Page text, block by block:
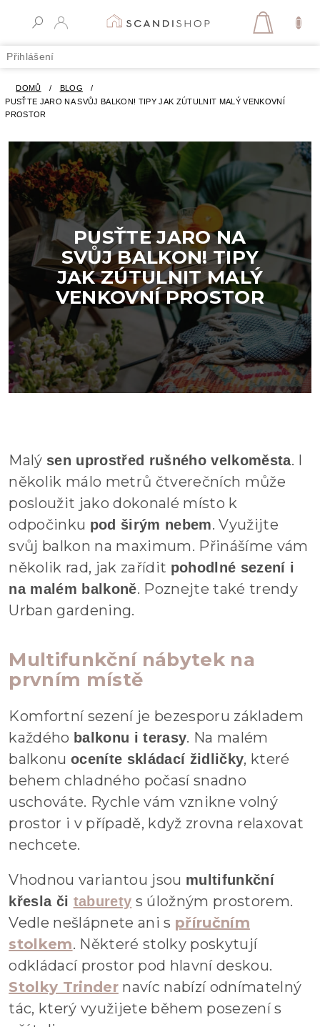
Přihlášení
DOMŮ / BLOG
/
PUSŤTE JARO NA SVŮJ BALKON! TIPY JAK ZÚTULNIT MALÝ VENKOVNÍ
PROSTOR
PUSŤTE JARO NA
SVŮJ BALKON! TIPY
JAK ZÚTULNIT MALÝ
VENKOVNÍ PROSTOR
Malý sen uprostřed rušného velkoměsta. I
několik málo metrů čtverečních může
posloužit jako dokonalé místo k
odpočinku pod širým nebem. Využijte
svůj balkon na maximum. Přinášíme vám
několik rad, jak zařídit pohodlné sezení i
na malém balkoně. Poznejte také trendy
Urban gardening.
Multifunkční nábytek na
prvním místě
Komfortní sezení je bezesporu základem
každého balkonu i terasy. Na malém
balkonu oceníte skládací židličky, které
behem chladného počasí snadno
uschováte. Rychle vám vznikne volný
prostor i v případě, když zrovna relaxovat
nechcete.
Vhodnou variantou jsou multifunkční
křesla či taburety s úložným prostorem.
Vedle nešlápnete ani s příručním
stolkem. Některé stolky poskytují
odkládací prostor pod hlavní deskou.
Stolky Trindernavíc nabízí odnímatelný
tác, který využijete během posezení s